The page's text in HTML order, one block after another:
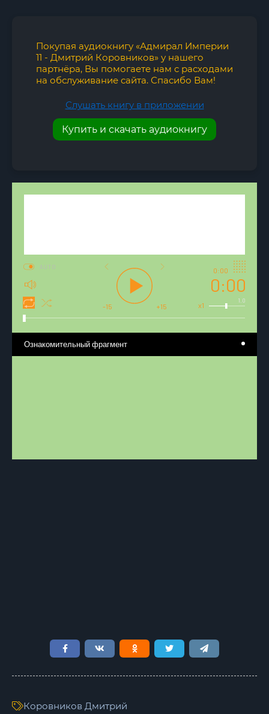
Покупая аудиокнигу «Адмирал Империи
11 - Дмитрий Коровников» у нашего
партнёра, Вы помогаете нам с расходами
на обслуживание сайта. Спасибо Вам!
Слушать книгу в приложении
Купить и скачать аудиокнигу
0:00
0:00
1.0
x1
-15 +15
AUTO
Ознакомительный фрагмент
Коровников Дмитрий